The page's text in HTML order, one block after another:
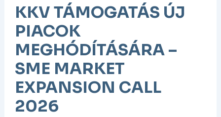
KKV TÁMOGATÁS ÚJ
PIACOK
MEGHÓDÍTÁSÁRA –
SME MARKET
EXPANSION CALL
2026